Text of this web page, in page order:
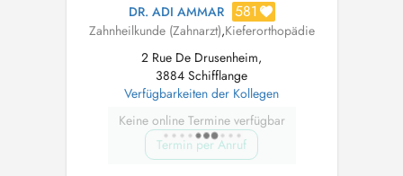
DR. ADI AMMAR 581
Zahnheilkunde (Zahnarzt),Kieferorthopädie
2 Rue De Drusenheim,
3884 Schifflange
Verfügbarkeiten der Kollegen
Keine online Termine verfügbar
Termin per Anruf